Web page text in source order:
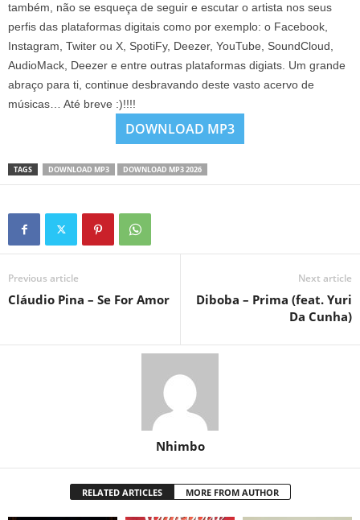
também, não se esqueça de seguir e escutar o artista nos seus
perfis das plataformas digitais como por exemplo: o Facebook,
Instagram, Twiter ou X, SpotiFy, Deezer, YouTube, SoundCloud,
AudioMack, Deezer e entre outras plataformas digiats. Um grande
abraço para ti, continue desbravando deste vasto acervo de
músicas… Até breve :)!!!!
DOWNLOAD MP3
TAGS DOWNLOAD MP3 DOWNLOAD MP3 2026
Previous article
Cláudio Pina – Se For Amor
Next article
Diboba – Prima (feat. Yuri
Da Cunha)
Nhimbo
RELATED ARTICLES MORE FROM AUTHOR